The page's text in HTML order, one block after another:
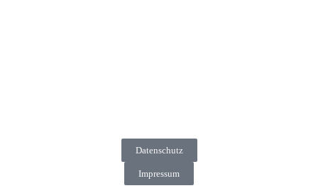
Datenschutz
Impressum